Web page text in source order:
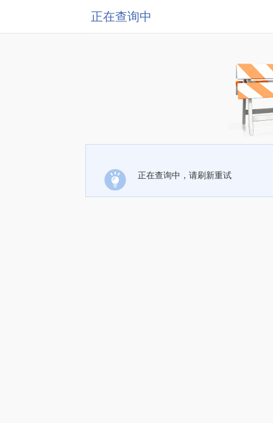
正在查询中
正在查询中，请刷新重试